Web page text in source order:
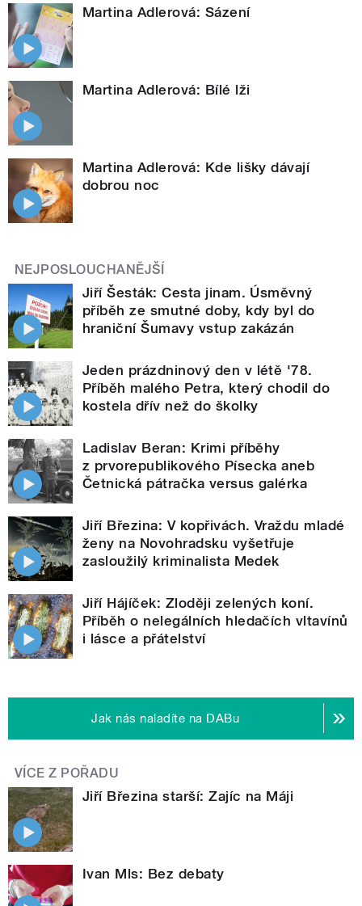
Martina Adlerová: Sázení
Martina Adlerová: Bílé lži
Martina Adlerová: Kde lišky dávají
dobrou noc
NEJPOSLOUCHANĚJŠÍ
Jiří Šesták: Cesta jinam. Úsměvný
příběh ze smutné doby, kdy byl do
hraniční Šumavy vstup zakázán
Jeden prázdninový den v létě '78.
Příběh malého Petra, který chodil do
kostela dřív než do školky
Ladislav Beran: Krimi příběhy
z prvorepublikového Písecka aneb
Četnická pátračka versus galérka
Jiří Březina: V kopřivách. Vraždu mladé
ženy na Novohradsku vyšetřuje
zasloužilý kriminalista Medek
Jiří Hájíček: Zloději zelených koní.
Příběh o nelegálních hledačích vltavínů
i lásce a přátelství
Jak nás naladíte na DABu
VÍCE Z POŘADU
Jiří Březina starší: Zajíc na Máji
Ivan Mls: Bez debaty